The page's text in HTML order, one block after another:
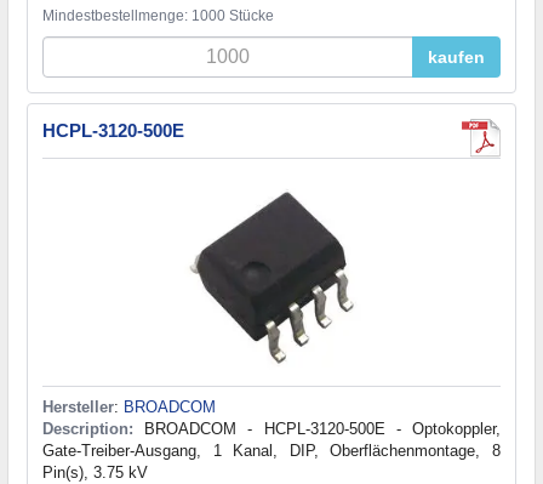
Mindestbestellmenge: 1000 Stücke
kaufen
HCPL-3120-500E
Hersteller: BROADCOM
Description: BROADCOM - HCPL-3120-500E - Optokoppler,
Gate-Treiber-Ausgang, 1 Kanal, DIP, Oberflächenmontage, 8
Pin(s), 3.75 kV